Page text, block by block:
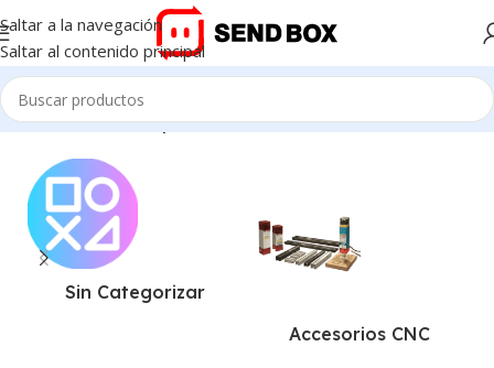
Saltar a la navegación
Saltar al contenido principal
Inicio/Productos etiquetados “acero inoxidable”
Sin Categorizar
Accesorios CNC